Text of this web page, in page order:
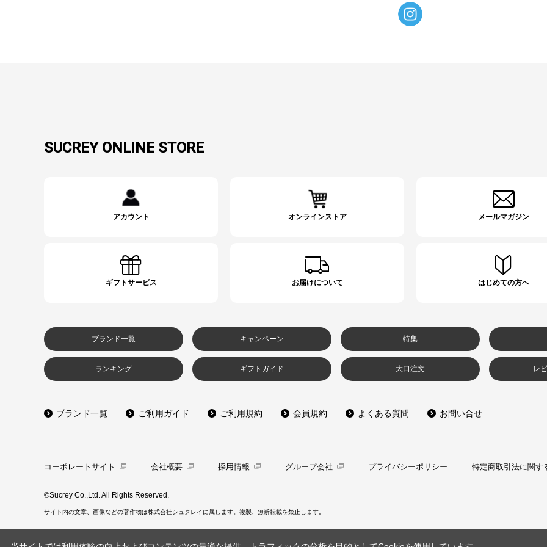
SUCREY ONLINE STORE
アカウント オンラインストア メールマガジン
ギフトサービス お届けについて はじめての方へ
ブランド一覧 キャンペーン 特集
ランキング ギフトガイド 大口注文 レ
ブランド一覧 ご利用ガイド ご利用規約 会員規約 よくある質問 お問い合せ
コーポレートサイト 会社概要 採用情報 グループ会社 プライバシーポリシー 特定商取引法に関す
©Sucrey Co.,Ltd. All Rights Reserved.
サイト内の文章、画像などの著作物は株式会社シュクレイに属します。複製、無断転載を禁止します。